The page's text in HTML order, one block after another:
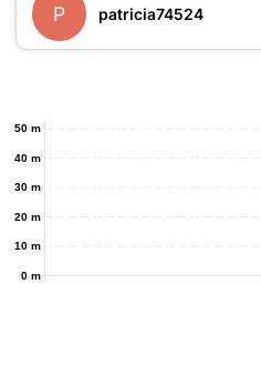
P patricia74524
0 m
10 m
20 m
30 m
40 m
50 m